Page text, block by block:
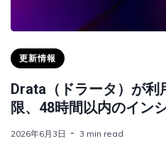
更新情報
Drata（ドラータ）が利
限、48時間以内のイン
2026年6月3日 3 min read